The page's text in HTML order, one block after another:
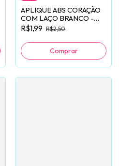
APLIQUE ABS CORAÇÃO
COM LAÇO BRANCO -
2 UNIDADES
R$1,99 R$2,50